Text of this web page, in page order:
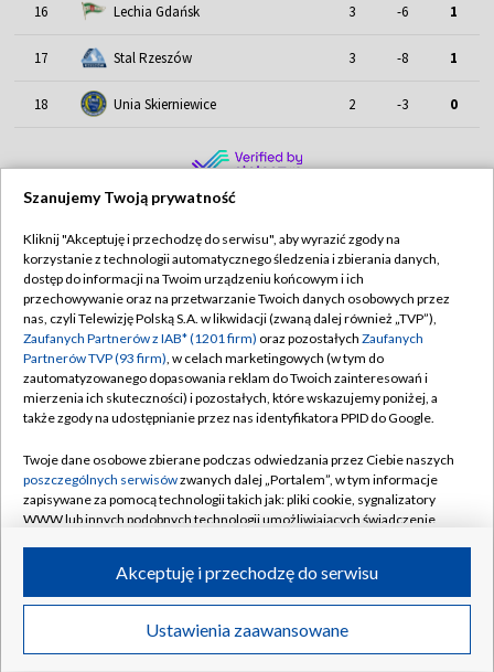
Transmisje Wideo
16 Lechia Gdańsk 3 -6 1
17 Stal Rzeszów 3 -8 1
18 Unia Skierniewice 2 -3 0
TVP
Abonament TVP
Sklep TVP
Biuro Reklamy
Oferta Handlowa
Emisja w TVP
Rada Programowa
Ogłoszenia przetargowe
Akademia Telewizyjna
Informacje o nadawcy
Centrum informacji TVP
Regulamin TVP
Polityka prywatności
Moje zgody
Biuro reklamy
Kanały
©2026 Telewizja Polska Spółka Akcyjna w likwidacji
Szanujemy Twoją prywatność
Kliknij "Akceptuję i przechodzę do serwisu", aby wyrazić zgody na
korzystanie z technologii automatycznego śledzenia i zbierania danych,
dostęp do informacji na Twoim urządzeniu końcowym i ich
przechowywanie oraz na przetwarzanie Twoich danych osobowych przez
nas, czyli Telewizję Polską S.A. w likwidacji (zwaną dalej również „TVP”),
Zaufanych Partnerów z IAB* (1201 firm) oraz pozostałych Zaufanych
Partnerów TVP (93 firm), w celach marketingowych (w tym do
zautomatyzowanego dopasowania reklam do Twoich zainteresowań i
mierzenia ich skuteczności) i pozostałych, które wskazujemy poniżej, a
także zgody na udostępnianie przez nas identyfikatora PPID do Google.
Twoje dane osobowe zbierane podczas odwiedzania przez Ciebie naszych
poszczególnych serwisówzwanych dalej „Portalem”, w tym informacje
zapisywane za pomocą technologii takich jak: pliki cookie, sygnalizatory
WWW lub innych podobnych technologii umożliwiających świadczenie
ruchu w Internecie.
Twoje dane osobowe zbierane podczas odwiedzania przez Ciebie
poszczególnych serwisówna Portalu, takie jak adresy IP, identyfikatory
Ustawienia zaawansowane
Akceptuję i przechodzę do serwisu